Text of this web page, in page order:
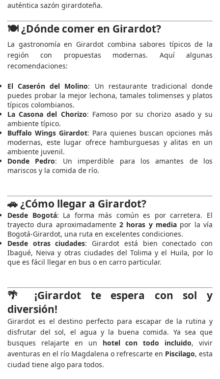
auténtica sazón girardoteña.
🍽️ ¿Dónde comer en Girardot?
La gastronomía en Girardot combina sabores típicos de la
región con propuestas modernas. Aquí algunas
recomendaciones:
El Caserón del Molino: Un restaurante tradicional donde
puedes probar la mejor lechona, tamales tolimenses y platos
típicos colombianos.
La Casona del Chorizo: Famoso por su chorizo asado y su
ambiente típico.
Buffalo Wings Girardot: Para quienes buscan opciones más
modernas, este lugar ofrece hamburguesas y alitas en un
ambiente juvenil.
Donde Pedro: Un imperdible para los amantes de los
mariscos y la comida de río.
🚗 ¿Cómo llegar a Girardot?
Desde Bogotá: La forma más común es por carretera. El
trayecto dura aproximadamente 2 horas y media por la vía
Bogotá-Girardot, una ruta en excelentes condiciones.
Desde otras ciudades: Girardot está bien conectado con
Ibagué, Neiva y otras ciudades del Tolima y el Huila, por lo
que es fácil llegar en bus o en carro particular.
🌴 ¡Girardot te espera con sol y
diversión!
Girardot es el destino perfecto para escapar de la rutina y
disfrutar del sol, el agua y la buena comida. Ya sea que
busques relajarte en un hotel con todo incluido, vivir
aventuras en el río Magdalena o refrescarte en Piscilago, esta
ciudad tiene algo para todos.